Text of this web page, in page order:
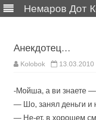
Немаров Дот
Анекдотец…
Kolobok 13.03.2010
-Мойша, а ви знаете
— Шо, занял деньги и
— Не-ет, в хорошем